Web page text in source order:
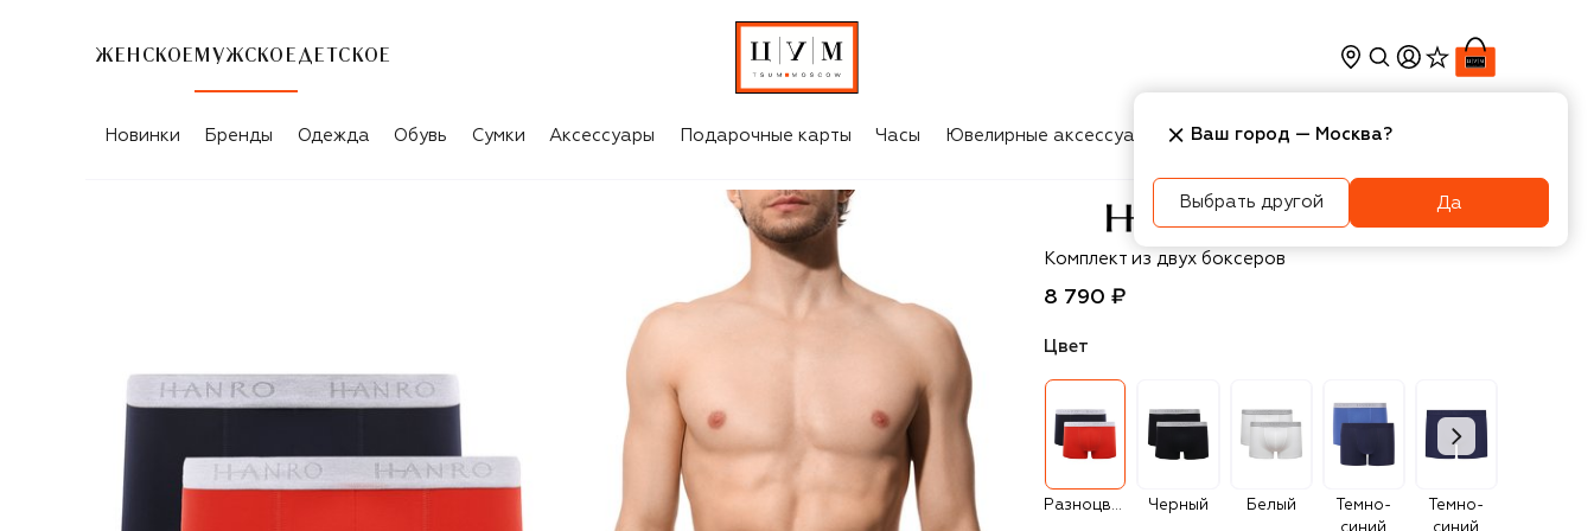
ЖЕНСКОЕ МУЖСКОЕ ДЕТСКОЕ
Новинки Бренды Одежда Обувь Сумки Аксессуары Подарочные карты Часы Ювелирные аксессуары Косметика Интерьер
Hanro
Комплект из двух боксеров
8 790 ₽
Цвет
Разноцветный Черный Белый
Темно-
Темно-
Ваш город — Москва?
Выбрать другой Да